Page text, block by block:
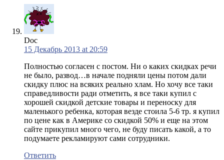
Doc
15 Декабрь 2013 at 20:59
Полностью согласен с постом. Ни о каких скидках речи
не было, развод…в начале подняли цены потом дали
скидку плюс на всяких реально хлам. Но хочу все таки
справедливости ради отметить, я все таки купил с
хорошей скидкой детские товары и переноску для
маленького ребенка, которая везде стоила 5-6 тр. я купил
по цене как в Америке со скидкой 50% и еще на этом
сайте прикупил много чего, не буду писать какой, а то
подумаете рекламируют сами сотрудники.
Ответить